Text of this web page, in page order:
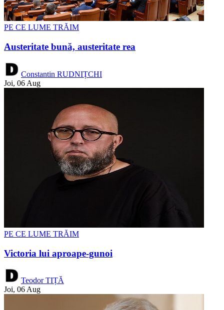
PE CE LUME TRĂIM
Austeritate bună, austeritate rea
Constantin RUDNIȚCHI
Joi, 06 Aug
PE CE LUME TRĂIM
Victoria lui aproape-gunoi
Teodor TIȚĂ
Joi, 06 Aug